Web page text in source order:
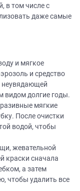
в том числе с
даже самые
и мягкое
и средство
неувядающей
видом долгие годы.
мягкие
После очистки
водой, чтобы
жевательной
краски сначала
а затем
чтобы удалить все